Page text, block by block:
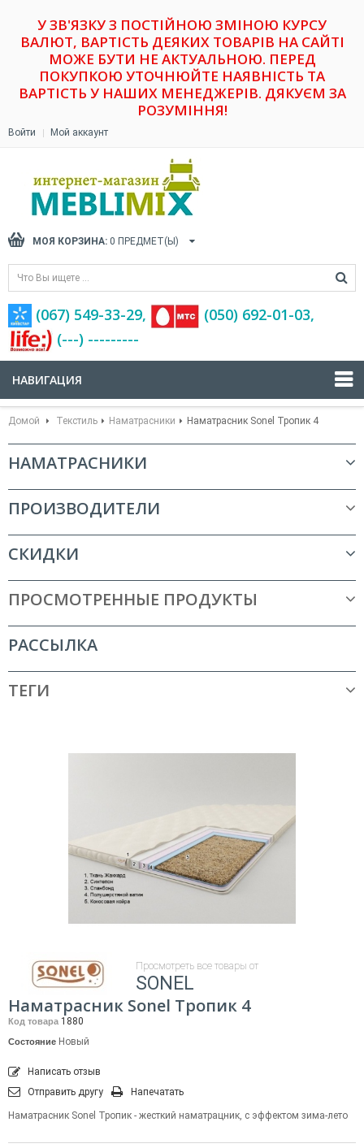
У ЗВ'ЯЗКУ З ПОСТІЙНОЮ ЗМІНОЮ КУРСУ
ВАЛЮТ, ВАРТІСТЬ ДЕЯКИХ ТОВАРІВ НА САЙТІ
МОЖЕ БУТИ НЕ АКТУАЛЬНОЮ. ПЕРЕД
ПОКУПКОЮ УТОЧНЮЙТЕ НАЯВНІСТЬ ТА
ВАРТІСТЬ У НАШИХ МЕНЕДЖЕРІВ. ДЯКУЄМ ЗА
РОЗУМІННЯ!
Войти Мой аккаунт
МОЯ КОРЗИНА: 0 ПРЕДМЕТ(Ы)
(067) 549-33-29,
(‎050) 692-01-03,
(---) ---------
НАВИГАЦИЯ
Домой Текстиль Наматрасники Наматрасник Sonel Тропик 4
НАМАТРАСНИКИ
ПРОИЗВОДИТЕЛИ
СКИДКИ
ПРОСМОТРЕННЫЕ ПРОДУКТЫ
РАССЫЛКА
ТЕГИ
Просмотреть все товары от
SONEL
Наматрасник Sonel Тропик 4
Код товара 1880
Состояние Новый
Написать отзыв
Отправить другу
Напечатать
Наматрасник Sonel Тропик - жесткий наматрацник, с эффектом зима-лето